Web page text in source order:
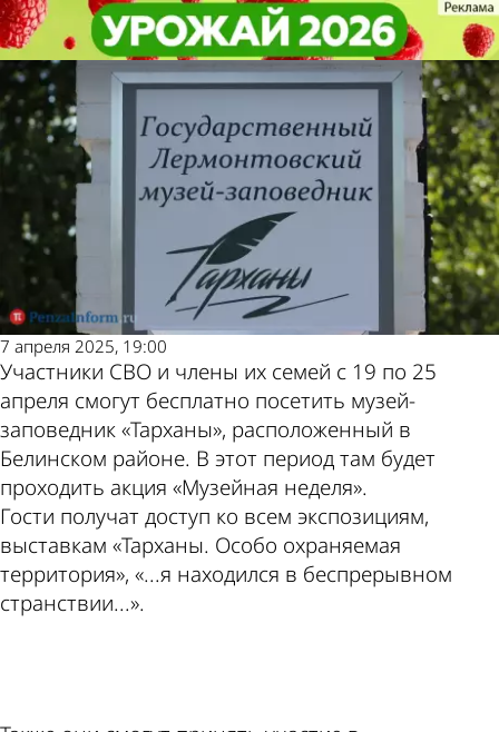
Участникам СВО предлагают
бесплатно посетить «Тарханы»
Культура
7 апреля 2025, 19:00
Участники СВО и члены их семей с 19 по 25
апреля смогут бесплатно посетить музей-
заповедник «Тарханы», расположенный в
Белинском районе. В этот период там будет
проходить акция «Музейная неделя».
Гости получат доступ ко всем экспозициям,
выставкам «Тарханы. Особо охраняемая
территория», «...я находился в беспрерывном
странствии...».
Участникам СВО предлагают
бесплатно посетить «Тарханы»
Культура
Другие новости по
теме
Погода и курсы
валют в Пензе